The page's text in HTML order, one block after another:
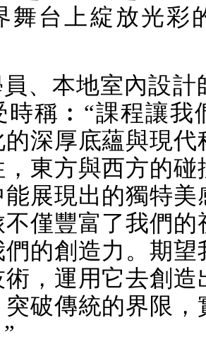
舞台上綻放光彩
、本地室內設計
時稱︰“課程讓我
深厚底蘊與現代
，東方與西方的碰
展現出的獨特美
不僅豐富了我們的
的創造力。期望
術，運用它去創造
突破傳統的界限，